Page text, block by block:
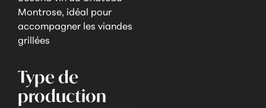
Montrose, idéal pour
accompagner les viandes
grillées
Type de
production